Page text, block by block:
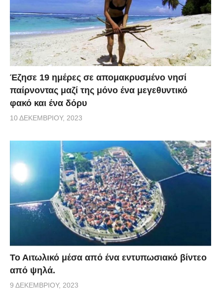
Έζησε 19 ημέρες σε απομακρυσμένο νησί
παίρνοντας μαζί της μόνο ένα μεγεθυντικό
φακό και ένα δόρυ
10 ΔΕΚΕΜΒΡΊΟΥ, 2023
Το Αιτωλικό μέσα από ένα εντυπωσιακό βίντεο
από ψηλά.
9 ΔΕΚΕΜΒΡΊΟΥ, 2023